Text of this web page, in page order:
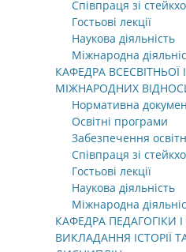
Співпраця зі
Гостьові лекції
Наукова діяльність
Міжнародна
КАФЕДРА ВСЕСВІТНЬОЇ
МІЖНАРОДНИХ
Нормативна
Освітні програми
Забезпечення
Співпраця зі
Гостьові лекції
Наукова діяльність
Міжнародна
КАФЕДРА ПЕДАГОГІКИ
ВИКЛАДАННЯ ІСТОРІЇ